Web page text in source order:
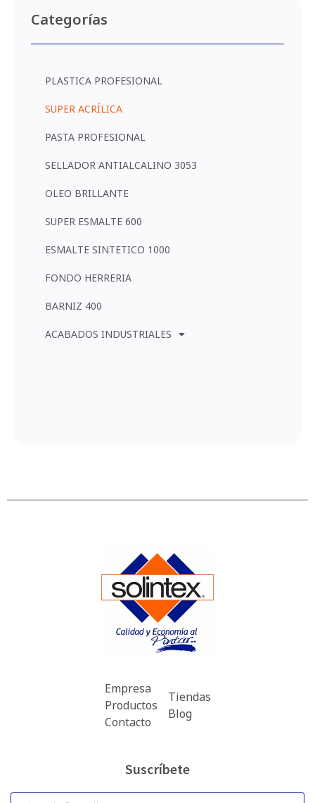
Categorías
PLASTICA PROFESIONAL
SUPER ACRÍLICA
PASTA PROFESIONAL
SELLADOR ANTIALCALINO 3053
OLEO BRILLANTE
SUPER ESMALTE 600
ESMALTE SINTETICO 1000
FONDO HERRERIA
BARNIZ 400
ACABADOS INDUSTRIALES
Empresa
Productos
Contacto
Tiendas
Blog
Suscríbete